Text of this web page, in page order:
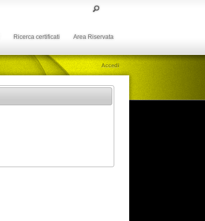
Ricerca certificati Area Riservata
Accedi